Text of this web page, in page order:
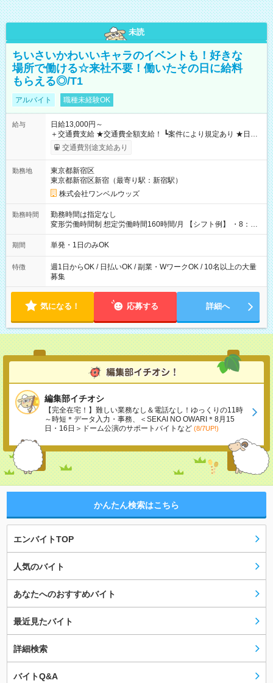
未読
ちいさいかわいいキャラのイベントも！好きな
場所で働ける☆来社不要！働いたその日に給料
もらえる◎/T1
アルバイト 職種未経験OK
給与
日給13,000円～
＋交通費支給 ★交通費全額支給！ ┗案件により規定あり ★日払
いOK！（規定あり） ┗働いたその日に現金GET♪ お仕事後はコ
ンビニATMから 日払い分を引き落とせます！ 【試用期間】試
交通費別途支給あり
勤務地
東京都新宿区
東京都新宿区新宿（最寄り駅：新宿駅）
株式会社ワンベルウッズ
勤務時間
勤務時間は指定なし
変形労働時間制 想定労働時間160時間/月 【シフト例】 ・8：00
～21：00
期間 単発・1日のみOK
特徴
週1日からOK / 日払いOK / 副業・WワークOK / 10名以上の大量
募集
気になる！ 応募する 詳細へ
編集部イチオシ
【完全在宅！】難しい業務なし＆電話なし！ゆっくりの11時
～時短＊データ入力・事務、＜SEKAI NO OWARI＊8月15
日・16日＞ドーム公演のサポートバイトなど (8/7UP!)
かんたん検索はこちら
エンバイトTOP
人気のバイト
あなたへのおすすめバイト
最近見たバイト
詳細検索
バイトQ&A